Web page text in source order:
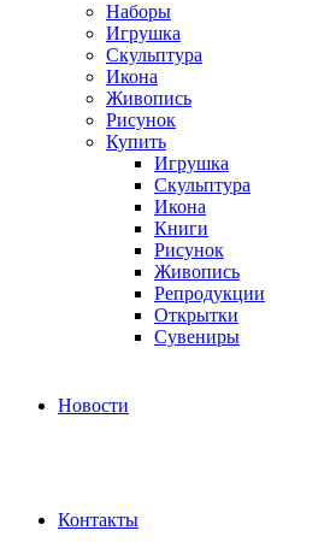
Наборы
Игрушка
Скульптура
Икона
Живопись
Рисунок
Купить
Игрушка
Скульптура
Икона
Книги
Рисунок
Живопись
Репродукции
Открытки
Сувениры
Новости
Контакты